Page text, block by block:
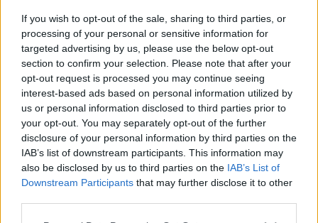
If you wish to opt-out of the sale, sharing to third parties, or
processing of your personal or sensitive information for
targeted advertising by us, please use the below opt-out
section to confirm your selection. Please note that after your
opt-out request is processed you may continue seeing
interest-based ads based on personal information utilized by
us or personal information disclosed to third parties prior to
your opt-out. You may separately opt-out of the further
disclosure of your personal information by third parties on the
IAB’s list of downstream participants. This information may
also be disclosed by us to third parties on the IAB’s List of
Downstream Participants that may further disclose it to other
2026. július. 20. 15:27
Amíg a TISZA Párt frakciója egységesen támogatja a korábbi
sakk világbajnok jelölését, az ellenzéki szereplők bírálják az
államfő-váltás folyamatát.
GULYÁS GERGELY LEMOND FIDESZ
FRAKCIÓVEZETŐI POSZTJÁRÓL
2026. július. 13. 15:00
A Fidesz és a KDNP bojkottálja az Országgyűlés hétfői ülését.
HA VALAMI MÉG HIÁNYZOTT A NYÁRBÓL:
ORSZÁGJÁRÁSRA INDULNAK ORBÁN DIGITÁLIS
HARCOSAI
2026. július. 02. 09:39